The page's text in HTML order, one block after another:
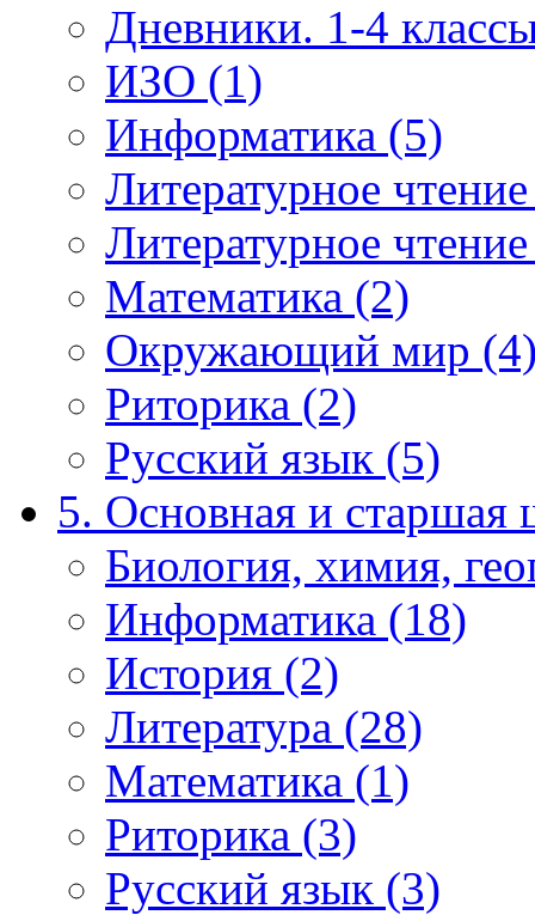
Дневники. 1-4
ИЗО (1)
Информатика (5)
Литературное
Литературное
Математика (2)
Окружающий мир
Риторика (2)
Русский язык (5)
5. Основная и старшая
Биология, химия,
Информатика (18)
История (2)
Литература (28)
Математика (1)
Риторика (3)
Русский язык (3)